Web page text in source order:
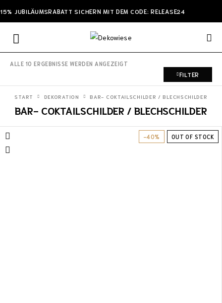
15% JUBILÄUMSRABATT SICHERN MIT DEM CODE: RELEASE24
ALLE 10 ERGEBNISSE WERDEN ANGEZEIGT
FILTER
BAR- COKTAILSCHILDER / BLECHSCHILDER
START DEKORATION BAR- COKTAILSCHILDER / BLECHSCHILDER
-40% OUT OF STOCK